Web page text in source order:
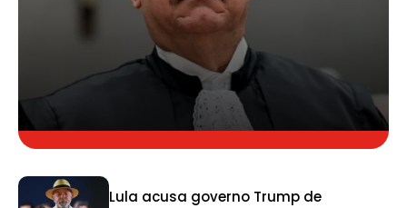
Lula acusa governo Trump de